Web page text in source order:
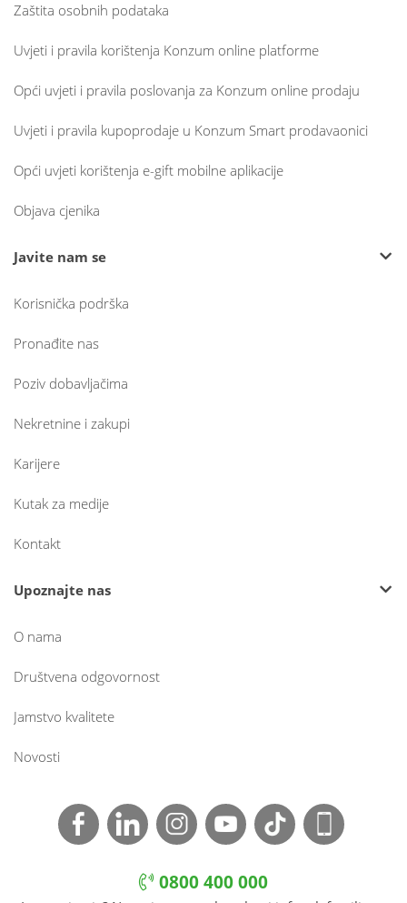
Zaštita osobnih podataka
Uvjeti i pravila korištenja Konzum online platforme
Opći uvjeti i pravila poslovanja za Konzum online prodaju
Uvjeti i pravila kupoprodaje u Konzum Smart prodavaonici
Opći uvjeti korištenja e-gift mobilne aplikacije
Objava cjenika
Javite nam se
Korisnička podrška
Pronađite nas
Poziv dobavljačima
Nekretnine i zakupi
Karijere
Kutak za medije
Kontakt
Upoznajte nas
O nama
Društvena odgovornost
Jamstvo kvalitete
Novosti
0800 400 000